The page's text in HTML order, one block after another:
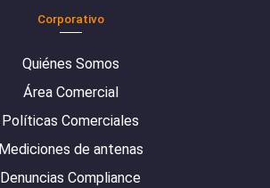
Corporativo
Quiénes Somos
Área Comercial
Políticas Comerciales
Mediciones de antenas
Denuncias Compliance